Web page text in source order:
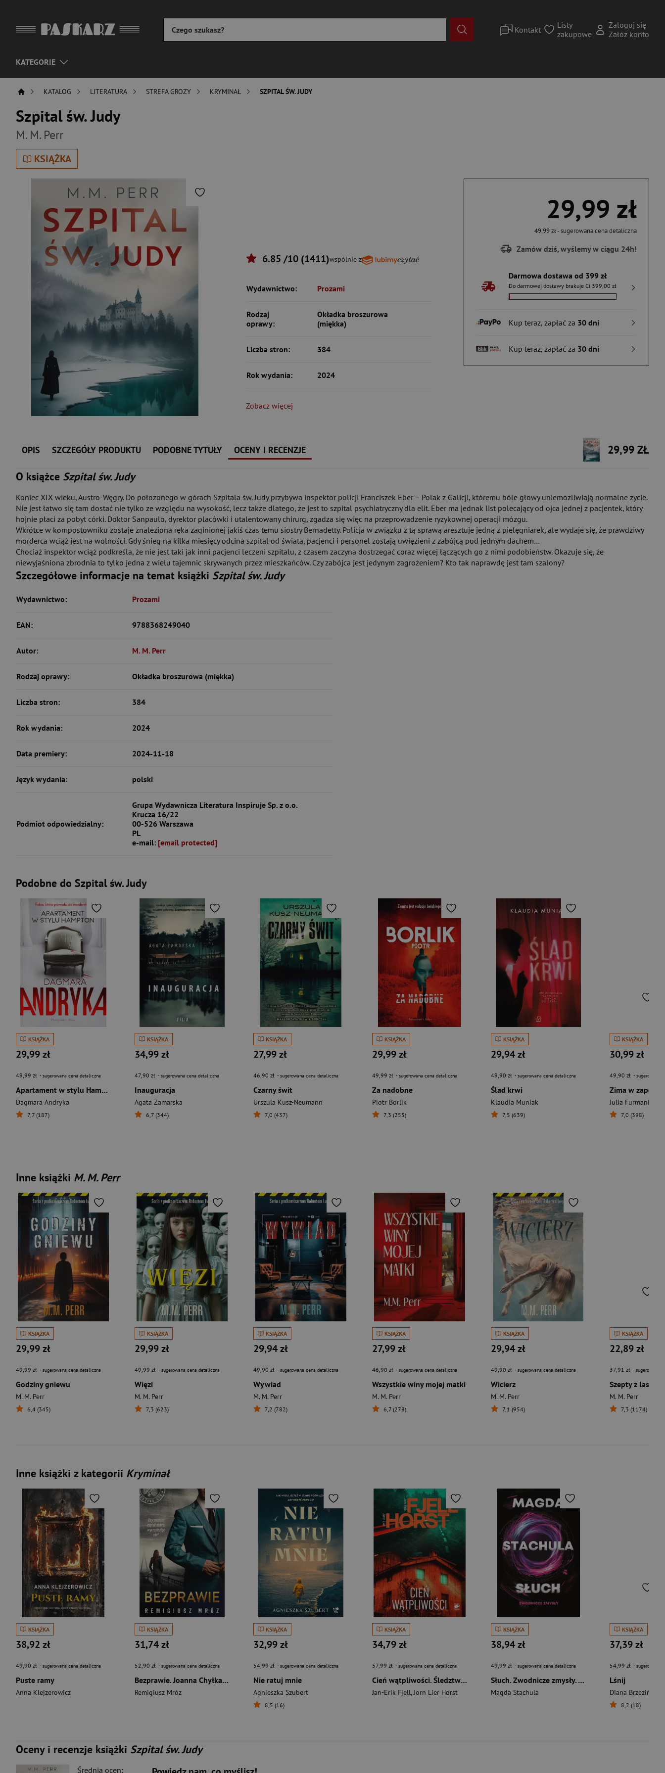
Kontakt
Listy
zakupowe
Zaloguj się
Załóż konto
KATEGORIE
KATALOG LITERATURA STREFA GROZY KRYMINAŁ SZPITAL ŚW. JUDY
Szpital św. Judy
M. M. Perr
KSIĄŻKA
29,99 zł
49,99 zł- sugerowana cena detaliczna
Zamów dziś, wyślemy w ciągu 24h!
Darmowa dostawa od 399 zł
Do darmowej dostawy brakuje Ci 399,00 zł
Kup teraz, zapłać za 30 dni
Kup teraz, zapłać za 30 dni
6.85 /10 (1411)wspólnie z
Wydawnictwo: Prozami
Rodzaj
oprawy:
Okładka broszurowa
(miękka)
Liczba stron: 384
Rok wydania: 2024
Zobacz więcej
OPIS SZCZEGÓŁY PRODUKTU PODOBNE TYTUŁY OCENY I RECENZJE
29,99 ZŁ
O książce Szpital św. Judy
Koniec XIX wieku, Austro-Węgry. Do położonego w górach Szpitala św. Judy przybywa inspektor policji Franciszek Eber – Polak z Galicji, któremu bóle głowy uniemożliwiają normalne życie.
Nie jest łatwo się tam dostać nie tylko ze względu na wysokość, lecz także dlatego, że jest to szpital psychiatryczny dla elit. Eber ma jednak list polecający od ojca jednej z pacjentek, który
hojnie płaci za pobyt córki. Doktor Sanpaulo, dyrektor placówki i utalentowany chirurg, zgadza się więc na przeprowadzenie ryzykownej operacji mózgu.
Wkrótce w kompostowniku zostaje znaleziona ręka zaginionej jakiś czas temu siostry Bernadetty. Policja w związku z tą sprawą aresztuje jedną z pielęgniarek, ale wydaje się, że prawdziwy
morderca wciąż jest na wolności. Gdy śnieg na kilka miesięcy odcina szpital od świata, pacjenci i personel zostają uwięzieni z zabójcą pod jednym dachem…
Chociaż inspektor wciąż podkreśla, że nie jest taki jak inni pacjenci leczeni szpitalu, z czasem zaczyna dostrzegać coraz więcej łączących go z nimi podobieństw. Okazuje się, że
niewyjaśniona zbrodnia to tylko jedna z wielu tajemnic skrywanych przez mieszkańców. Czy zabójca jest jedynym zagrożeniem? Kto tak naprawdę jest tam szalony?
Szczegółowe informacje na temat książki Szpital św. Judy
Wydawnictwo: Prozami
EAN: 9788368249040
Autor: M. M. Perr
Rodzaj oprawy: Okładka broszurowa (miękka)
Liczba stron: 384
Rok wydania: 2024
Data premiery: 2024-11-18
Język wydania: polski
Podmiot odpowiedzialny:
Grupa Wydawnicza Literatura Inspiruje Sp. z o.o.
Krucza 16/22
00-526 Warszawa
PL
e-mail: [email protected]
Podobne do Szpital św. Judy
KSIĄŻKA
29,99 zł
49,99 zł - sugerowana cena detaliczna
Apartament w stylu Hampton
Dagmara Andryka
7,7 (187)
KSIĄŻKA
34,99 zł
47,90 zł - sugerowana cena detaliczna
Inauguracja
Agata Zamarska
6,7 (344)
KSIĄŻKA
27,99 zł
46,90 zł - sugerowana cena detaliczna
Czarny świt
Urszula Kusz-Neumann
7,0 (437)
KSIĄŻKA
29,99 zł
49,99 zł - sugerowana cena detaliczna
Za nadobne
Piotr Borlik
7,3 (255)
KSIĄŻKA
29,94 zł
49,90 zł - sugerowana cena detaliczna
Ślad krwi
Klaudia Muniak
7,5 (639)
KSIĄŻKA
30,99 zł
49,90 zł - sugerowana
Julia Furmaniak
7,0 (398)
Inne książki M. M. Perr
KSIĄŻKA
29,99 zł
49,99 zł - sugerowana cena detaliczna
Godziny gniewu
M. M. Perr
6,4 (345)
KSIĄŻKA
29,99 zł
49,99 zł - sugerowana cena detaliczna
Więzi
M. M. Perr
7,3 (623)
KSIĄŻKA
29,94 zł
49,90 zł - sugerowana cena detaliczna
Wywiad
M. M. Perr
7,2 (782)
KSIĄŻKA
27,99 zł
46,90 zł - sugerowana cena detaliczna
Wszystkie winy mojej matki
M. M. Perr
6,7 (278)
KSIĄŻKA
29,94 zł
49,90 zł - sugerowana cena detaliczna
Wicierz
M. M. Perr
7,1 (954)
KSIĄŻKA
22,89 zł
37,91 zł - sugerowana
Szepty z lasu
M. M. Perr
7,3 (1174)
Inne książki z kategorii Kryminał
KSIĄŻKA
38,92 zł
49,90 zł - sugerowana cena detaliczna
Puste ramy
Anna Klejzerowicz
KSIĄŻKA
31,74 zł
52,90 zł - sugerowana cena detaliczna
Bezprawie. Joanna Chyłka. Tom 20
Remigiusz Mróz
KSIĄŻKA
32,99 zł
54,99 zł - sugerowana cena detaliczna
Nie ratuj mnie
Agnieszka Szubert
8,5 (16)
KSIĄŻKA
34,79 zł
57,99 zł - sugerowana cena detaliczna
Cień wątpliwości. Śledztwa Markusa Hegera. Tom 2
Jan-Erik Fjell,Jorn Lier Horst
KSIĄŻKA
38,94 zł
49,99 zł - sugerowana cena detaliczna
Słuch. Zwodnicze zmysły. Tom 2
Magda Stachula
KSIĄŻKA
37,39 zł
54,99 zł - sugerowana
Lśnij
Diana Brzezińska
8,2 (18)
Oceny i recenzje książki Szpital św. Judy
Średnia ocen: